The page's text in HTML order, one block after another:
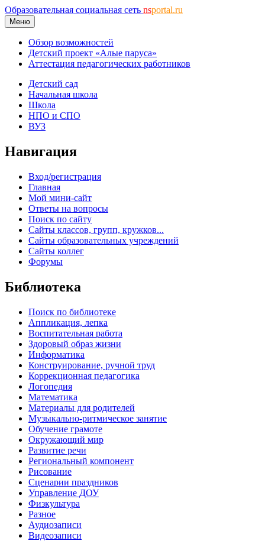
Образовательная социальная сеть nsportal.ru
Меню
Обзор возможностей
Детский проект «Алые паруса»
Аттестация педагогических работников
Детский сад
Начальная школа
Школа
НПО и СПО
ВУЗ
Навигация
Вход/регистрация
Главная
Мой мини-сайт
Ответы на вопросы
Поиск по сайту
Сайты классов, групп, кружков...
Сайты образовательных учреждений
Сайты коллег
Форумы
Библиотека
Поиск по библиотеке
Аппликация, лепка
Воспитательная работа
Здоровый образ жизни
Информатика
Конструирование, ручной труд
Коррекционная педагогика
Логопедия
Математика
Материалы для родителей
Музыкально-ритмическое занятие
Обучение грамоте
Окружающий мир
Развитие речи
Региональный компонент
Рисование
Сценарии праздников
Управление ДОУ
Физкультура
Разное
Аудиозаписи
Видеозаписи